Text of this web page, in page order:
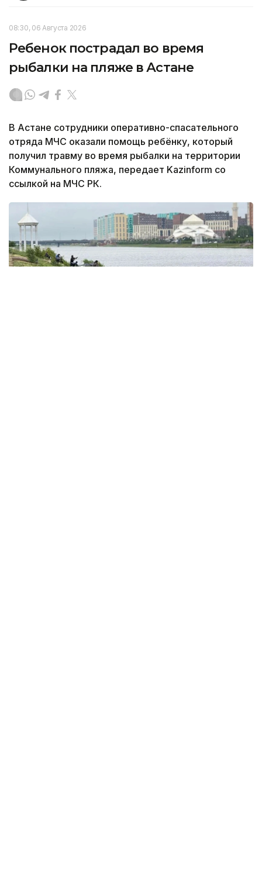
08:30, 06 Августа 2026
Ребенок пострадал во время
рыбалки на пляже в Астане
В Астане сотрудники оперативно-спасательного
отряда МЧС оказали помощь ребёнку, который
получил травму во время рыбалки на территории
Коммунального пляжа, передает Kazinform со
ссылкой на МЧС РК.